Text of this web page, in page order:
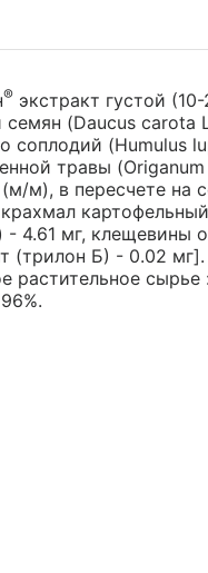
® экстракт густой
(Daucus carota
соплодий (Humulus
травы
м), в пересчете на
4.61 мг, клещевины
(трилон Б) - 0.02 мг].
растительное